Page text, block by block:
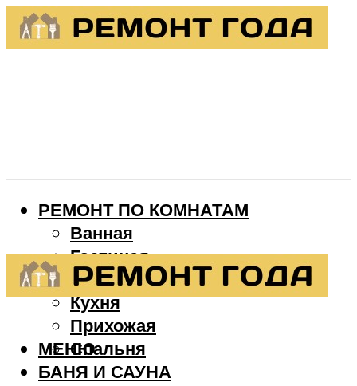
РЕМОНТ ПО КОМНАТАМ
Ванная
Гостиная
Детская
Кухня
Прихожая
Спальня
БАНЯ И САУНА
МЕНЮ